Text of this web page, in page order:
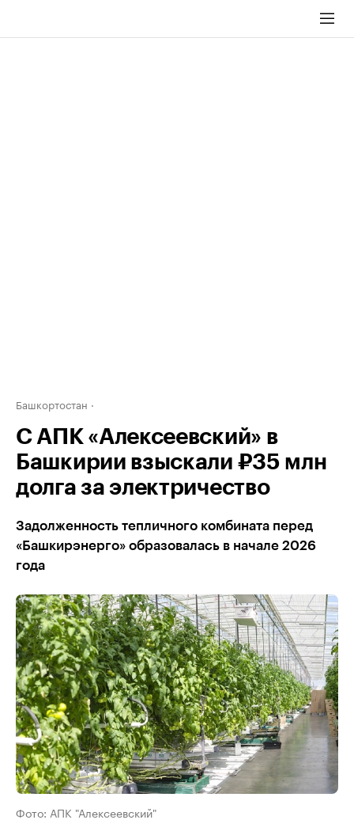
Башкортостан
С АПК «Алексеевский» в
Башкирии взыскали ₽35 млн
долга за электричество
Задолженность тепличного комбината перед
«Башкирэнерго» образовалась в начале 2026
года
Фото: АПК "Алексеевский"